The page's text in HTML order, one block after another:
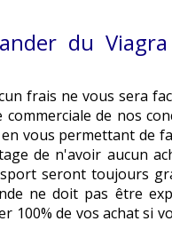
du
frais ne vous sera
de nos
vous permettant de
de n'avoir aucun
seront toujours
ne doit pas être
100% de vos achat si